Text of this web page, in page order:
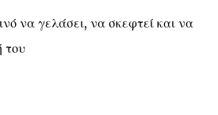
να γελάσει, να σκεφτεί και να
του